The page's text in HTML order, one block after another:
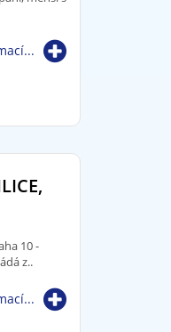
10 -
z..